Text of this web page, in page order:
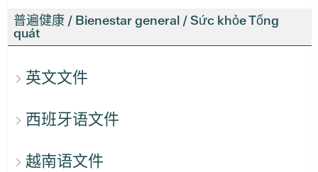
普遍健康 / Bienestar general / Sức khỏe Tổng
quát
英文文件
西班牙语文件
越南语文件